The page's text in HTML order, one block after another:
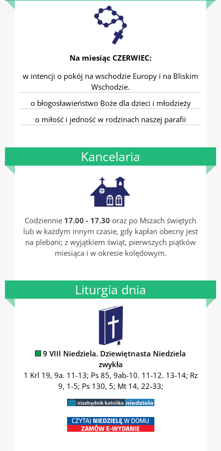
Na miesiąc CZERWIEC:
w intencji o pokój na wschodzie Europy i na Bliskim
Wschodzie.
o błogosławieństwo Boże dla dzieci i młodzieży
o miłość i jedność w rodzinach naszej parafii
Kancelaria
Codziennie 17.00 - 17.30 oraz po Mszach świętych
lub w każdym innym czasie, gdy kapłan obecny jest
na plebani; z wyjątkiem świąt, pierwszych piątków
miesiąca i w okresie kolędowym.
Liturgia dnia
9 VIII Niedziela. Dziewiętnasta Niedziela
zwykła
1 Krl 19, 9a. 11-13; Ps 85, 9ab-10. 11-12. 13-14; Rz
9, 1-5; Ps 130, 5; Mt 14, 22-33;